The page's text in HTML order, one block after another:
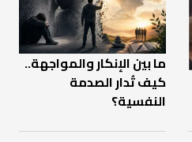
ما بين الإنكار والمواجهة..
كيف تُدار الصدمة
النفسية؟